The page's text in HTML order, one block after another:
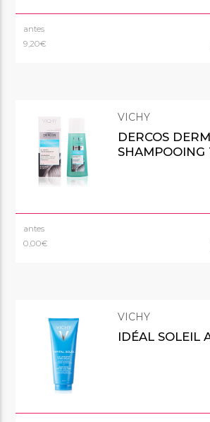
antes
9,20€
VICHY
DERCOS
SHAMPOOING
antes
0,00€
VICHY
IDÉAL SOLEIL